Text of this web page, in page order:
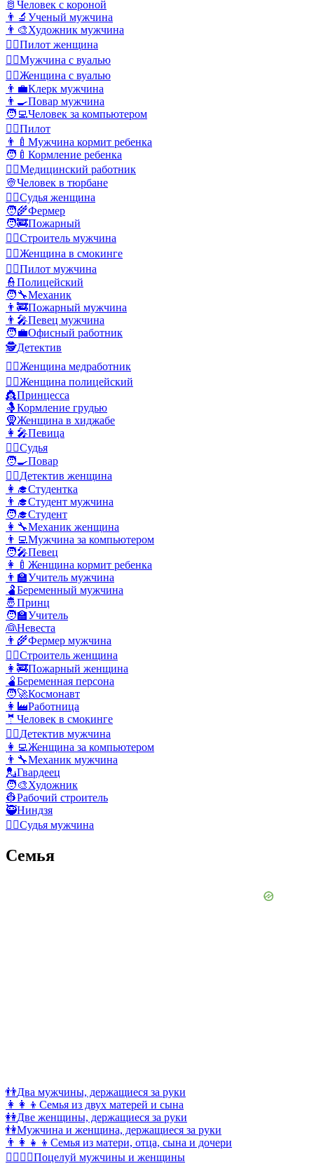
🫅 Человек с короной
👨‍🔬 Ученый мужчина
👨‍🎨Художник мужчина
👩‍✈️Пилот женщина
👰‍♂️Мужчина с вуалью
👰‍♀️Женщина с вуалью
👨‍💼Клерк мужчина
👨‍🍳Повар мужчина
🧑‍💻Человек за компьютером
🧑‍✈️Пилот
👨‍🍼 Мужчина кормит ребенка
🧑‍🍼 Кормление ребенка
🧑‍⚕️Медицинский работник
👳Человек в тюрбане
👩‍⚖️Судья женщина
🧑‍🌾Фермер
🧑‍🚒Пожарный
👷‍♂️Строитель мужчина
🤵‍♀️Женщина в смокинге
👨‍✈️Пилот мужчина
👮Полицейский
🧑‍🔧Механик
👨‍🚒Пожарный мужчина
👨‍🎤Певец мужчина
🧑‍💼Офисный работник
🕵️Детектив
👩‍⚕️Женщина медработник
👮‍♀️Женщина полицейский
👸Принцесса
🤱Кормление грудью
🧕Женщина в хиджабе
👩‍🎤Певица
🧑‍⚖️Судья
🧑‍🍳Повар
🕵️‍♀️Детектив женщина
👩‍🎓Студентка
👨‍🎓Студент мужчина
🧑‍🎓Студент
👩‍🔧Механик женщина
👨‍💻Мужчина за компьютером
🧑‍🎤Певец
👩‍🍼 Женщина кормит ребенка
👨‍🏫Учитель мужчина
🫃Беременный мужчина
🤴Принц
🧑‍🏫Учитель
👰Невеста
👨‍🌾Фермер мужчина
👷‍♀️Строитель женщина
👩‍🚒Пожарный женщина
🫄Беременная персона
🧑‍🚀Космонавт
👩‍🏭Работница
🤵 Человек в смокинге
🕵️‍♂️Детектив мужчина
👩‍💻Женщина за компьютером
👨‍🔧Механик мужчина
💂Гвардеец
🧑‍🎨Художник
👷Рабочий строитель
🥷Ниндзя
👨‍⚖️Судья мужчина
Семья
👬Два мужчины, держащиеся за руки
👩‍👩‍👦 Семья из двух матерей и сына
👭Две женщины, держащиеся за руки
👫Мужчина и женщина, держащиеся за руки
👨‍👩‍👧‍👦 Семья из матери, отца, сына и дочери
👩‍❤️‍💋‍👨Поцелуй мужчины и женщины